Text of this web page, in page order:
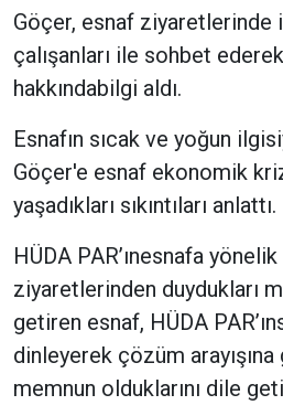
Göçer, esnaf ziyaretlerinde
çalışanları ile sohbet
hakkındabilgi aldı.
Esnafın sıcak ve yoğun
Göçer'e esnaf ekonomik
yaşadıkları sıkıntıları anlattı.
HÜDA PAR’ınesnafa
ziyaretlerinden duydukları
getiren esnaf, HÜDA
dinleyerek çözüm
memnun olduklarını dile